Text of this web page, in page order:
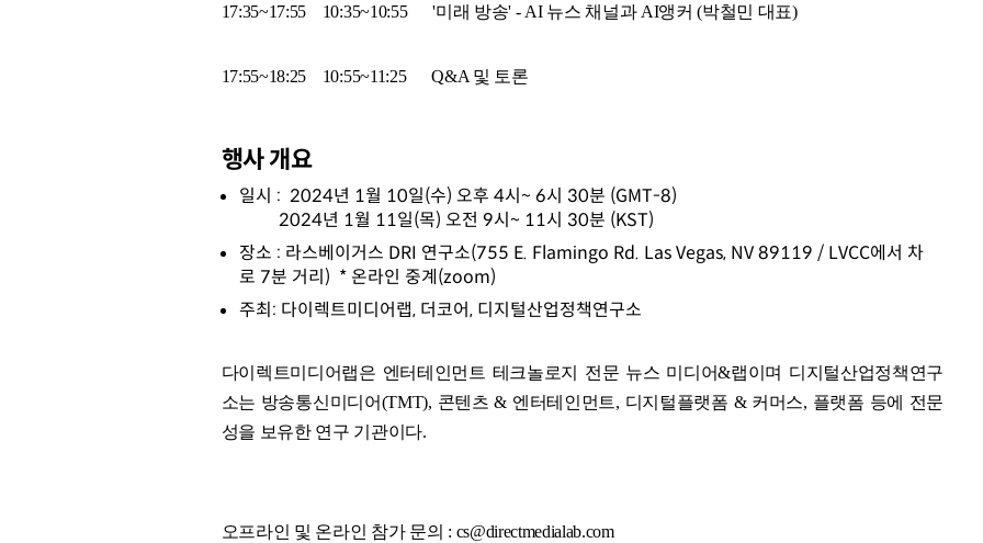
17:35~17:55 10:35~10:55 '미래 방송' - AI 뉴스 채널과 AI앵커 (박철민 대표)
17:55~18:25 10:55~11:25 Q&A 및 토론
행사 개요
일시 : 2024년 1월 10일(수) 오후 4시~ 6시 30분 (GMT-8)
2024년 1월 11일(목) 오전 9시~ 11시 30분 (KST)
장소 : 라스베이거스 DRI 연구소(755 E. Flamingo Rd. Las Vegas, NV 89119 / LVCC에서 차
로 7분 거리) * 온라인 중계(zoom)
주최: 다이렉트미디어랩, 더코어, 디지털산업정책연구소
다이렉트미디어랩은 엔터테인먼트 테크놀로지 전문 뉴스 미디어&랩이며 디지털산업정책연구
소는 방송통신미디어(TMT), 콘텐츠 & 엔터테인먼트, 디지털플랫폼 & 커머스, 플랫폼 등에 전문
성을 보유한 연구 기관이다.
오프라인 및 온라인 참가 문의 : cs@directmedialab.com